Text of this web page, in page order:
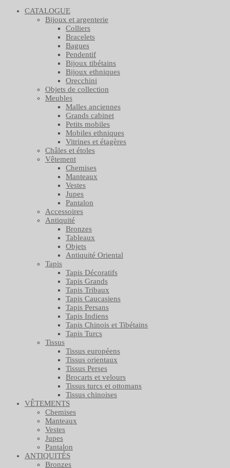
CATALOGUE
Bijoux et argenterie
Colliers
Bracelets
Bagues
Pendentif
Bijoux tibétains
Bijoux ethniques
Orecchini
Objets de collection
Meubles
Malles anciennes
Grands cabinet
Petits mobiles
Mobiles ethniques
Vitrines et étagères
Châles et étoles
Vêtement
Chemises
Manteaux
Vestes
Jupes
Pantalon
Accessoires
Antiquité
Bronzes
Tableaux
Objets
Antiquité Oriental
Tapis
Tapis Décoratifs
Tapis Grands
Tapis Tribaux
Tapis Caucasiens
Tapis Persans
Tapis Indiens
Tapis Chinois et Tibétains
Tapis Turcs
Tissus
Tissus européens
Tissus orientaux
Tissus Perses
Brocarts et velours
Tissus turcs et ottomans
Tissus chinoises
VÊTEMENTS
Chemises
Manteaux
Vestes
Jupes
Pantalon
ANTIQUITÉS
Bronzes